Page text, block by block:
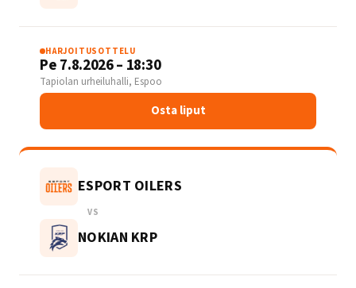
HARJOITUSOTTELU
Pe 7.8.2026 – 18:30
Tapiolan urheiluhalli, Espoo
Osta liput
ESPORT OILERS
VS
NOKIAN KRP